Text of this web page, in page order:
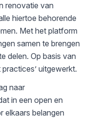
renovatie van
hiertoe behorende
Met het platform
samen te brengen
delen. Op basis van
practices’ uitgewerkt.
naar
in een open en
elkaars belangen